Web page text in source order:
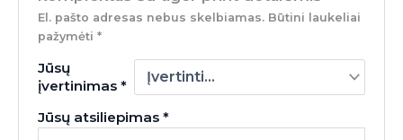
El. pašto adresas nebus skelbiamas. Būtini laukeliai
pažymėti*
Jūsų
įvertinimas*
Jūsų atsiliepimas*